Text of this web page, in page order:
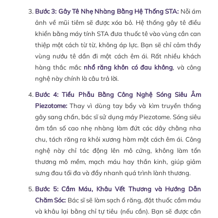
Bước 3: Gây Tê Nhẹ Nhàng Bằng Hệ Thống STA: Nỗi ám
ảnh về mũi tiêm sẽ được xóa bỏ. Hệ thống gây tê điều
khiển bằng máy tính STA đưa thuốc tê vào vùng cần can
thiệp một cách từ từ, không áp lực. Bạn sẽ chỉ cảm thấy
vùng nướu tê dần đi một cách êm ái. Rất nhiều khách
hàng thắc mắc nhổ răng khôn có đau không, và công
nghệ này chính là câu trả lời.
Bước 4: Tiểu Phẫu Bằng Công Nghệ Sóng Siêu Âm
Piezotome:Thay vì dùng tay bẩy và kìm truyền thống
gây sang chấn, bác sĩ sử dụng máy Piezotome. Sóng siêu
âm tần số cao nhẹ nhàng làm đứt các dây chằng nha
chu, tách răng ra khỏi xương hàm một cách êm ái. Công
nghệ này chỉ tác động lên mô cứng, không làm tổn
thương mô mềm, mạch máu hay thần kinh, giúp giảm
sưng đau tối đa và đẩy nhanh quá trình lành thương.
Bước 5: Cầm Máu, Khâu Vết Thương và Hướng Dẫn
Chăm Sóc: Bác sĩ sẽ làm sạch ổ răng, đặt thuốc cầm máu
và khâu lại bằng chỉ tự tiêu (nếu cần). Bạn sẽ được cắn